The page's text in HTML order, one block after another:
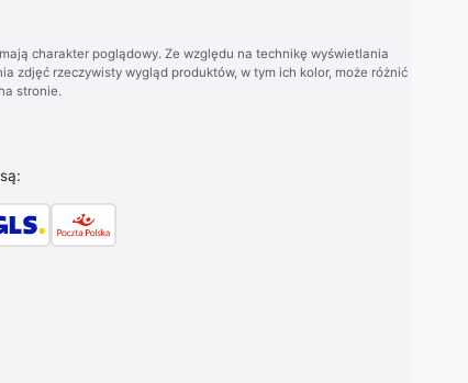
charakter poglądowy. Ze względu na technikę wyświetlania
zdjęć rzeczywisty wygląd produktów, w tym ich kolor, może różnić
stronie.